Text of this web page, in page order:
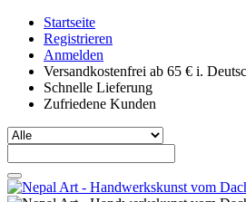
Startseite
Registrieren
Anmelden
Versandkostenfrei ab 65 € i.
Schnelle Lieferung
Zufriedene Kunden